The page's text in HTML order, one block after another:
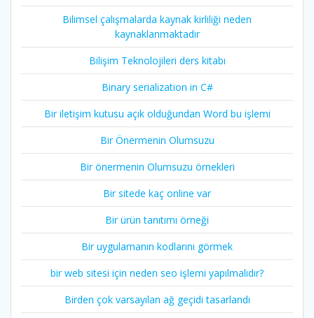
Bilimsel çalışmalarda kaynak kirliliği neden
kaynaklanmaktadır
Bilişim Teknolojileri ders kitabı
Binary serialization in C#
Bir iletişim kutusu açık olduğundan Word bu işlemi
Bir Önermenin Olumsuzu
Bir önermenin Olumsuzu örnekleri
Bir sitede kaç online var
Bir ürün tanıtımı örneği
Bir uygulamanın kodlarını görmek
bir web sitesi için neden seo işlemi yapılmalıdır?
Birden çok varsayılan ağ geçidi tasarlandı